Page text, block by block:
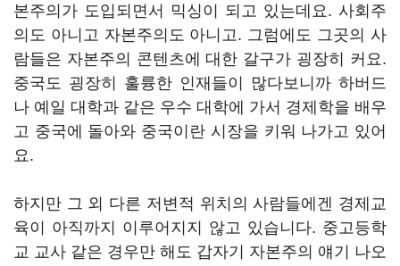
본주의가 도입되면서 믹싱이 되고 있는데요. 사회주
의도 아니고 자본주의도 아니고. 그럼에도 그곳의 사
람들은 자본주의 콘텐츠에 대한 갈구가 굉장히 커요.
중국도 굉장히 훌륭한 인재들이 많다보니까 하버드
나 예일 대학과 같은 우수 대학에 가서 경제학을 배우
고 중국에 돌아와 중국이란 시장을 키워 나가고 있어
요.
하지만 그 외 다른 저변적 위치의 사람들에겐 경제교
육이 아직까지 이루어지지 않고 있습니다. 중고등학
교 교사 같은 경우만 해도 갑자기 자본주의 얘기 나오